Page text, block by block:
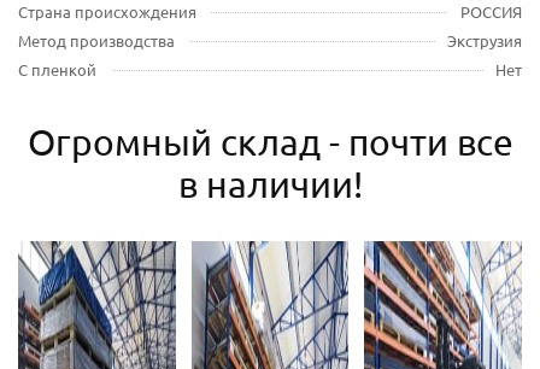
Страна происхождения
РОССИЯ
Метод производства
Экструзия
С пленкой
Нет
Огромный склад - почти все
в наличии!